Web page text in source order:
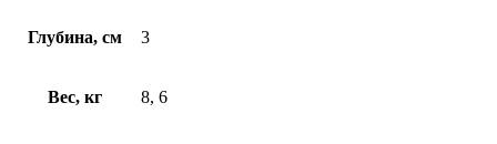
Глубина, см 3
Вес, кг 8, 6